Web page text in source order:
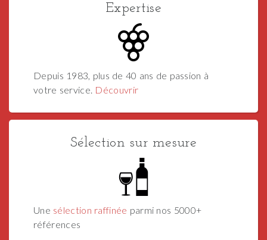
Expertise
Depuis 1983, plus de 40 ans de passion à
votre service. Découvrir
Sélection sur mesure
Une sélection raffinée parmi nos 5000+
références